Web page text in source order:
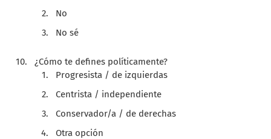
No
No sé
¿Cómo te defines políticamente?
Progresista / de izquierdas
Centrista / independiente
Conservador/a / de derechas
Otra opción